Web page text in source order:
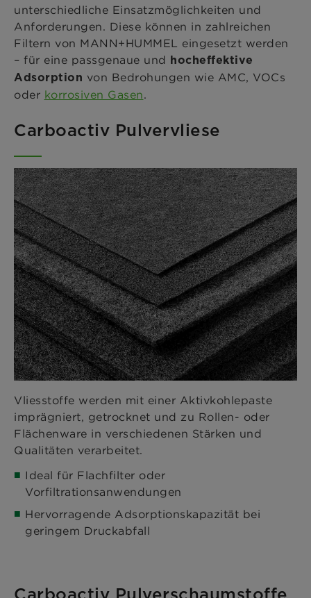
unterschiedliche Einsatzmöglichkeiten und
Anforderungen. Diese können in zahlreichen
Filtern von MANN+HUMMEL eingesetzt werden
– für eine passgenaue und hocheffektive
Adsorption von Bedrohungen wie AMC, VOCs
oder korrosiven Gasen.
Carboactiv Pulvervliese
Vliesstoffe werden mit einer Aktivkohlepaste
imprägniert, getrocknet und zu Rollen- oder
Flächenware in verschiedenen Stärken und
Qualitäten verarbeitet.
Ideal für Flachfilter oder
Vorfiltrationsanwendungen
Hervorragende Adsorptionskapazität bei
geringem Druckabfall